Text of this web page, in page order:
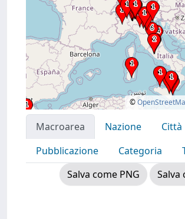
©
Macroarea Nazione
Città
Pubblicazione
Categoria
Salva come PNG
Salva